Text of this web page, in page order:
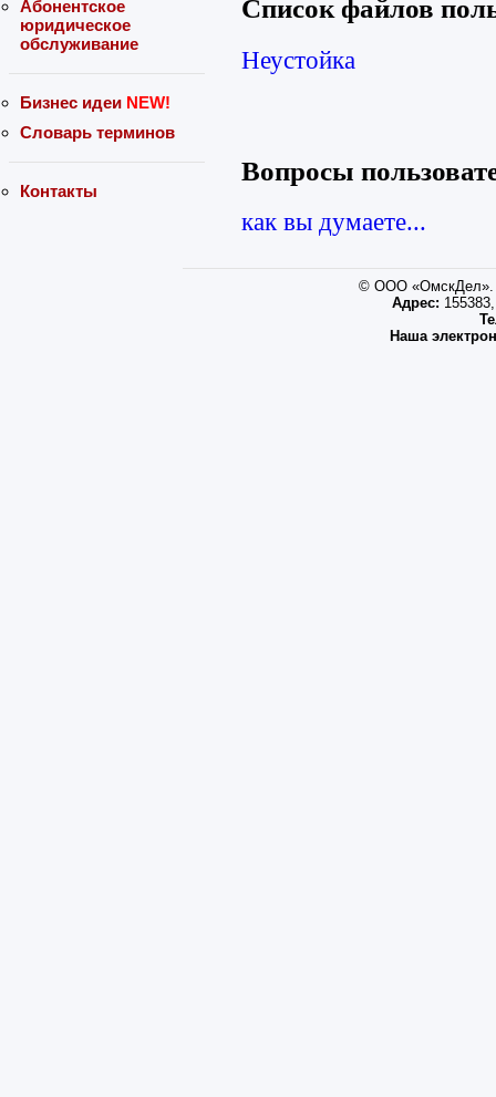
Абонентское
юридическое
обслуживание
Бизнес идеи NEW!
Словарь терминов
Контакты
Список файлов
Неустойка
Вопросы
как вы думаете...
© ООО «ОмскДел».
Адрес:
Наша